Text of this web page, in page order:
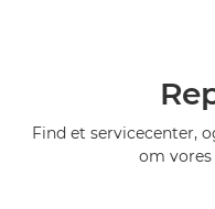
Find et servicecenter,
om